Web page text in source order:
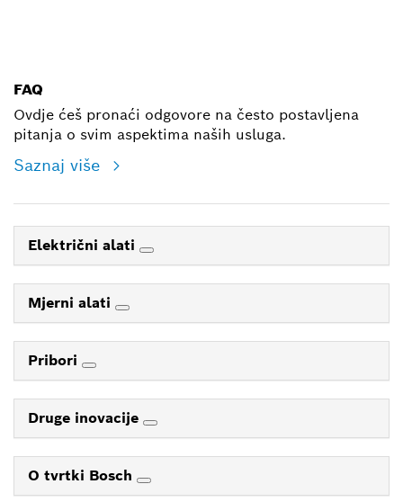
FAQ
Ovdje ćeš pronaći odgovore na često postavljena
pitanja o svim aspektima naših usluga.
Saznaj više
Električni alati
Mjerni alati
Pribori
Druge inovacije
O tvrtki Bosch